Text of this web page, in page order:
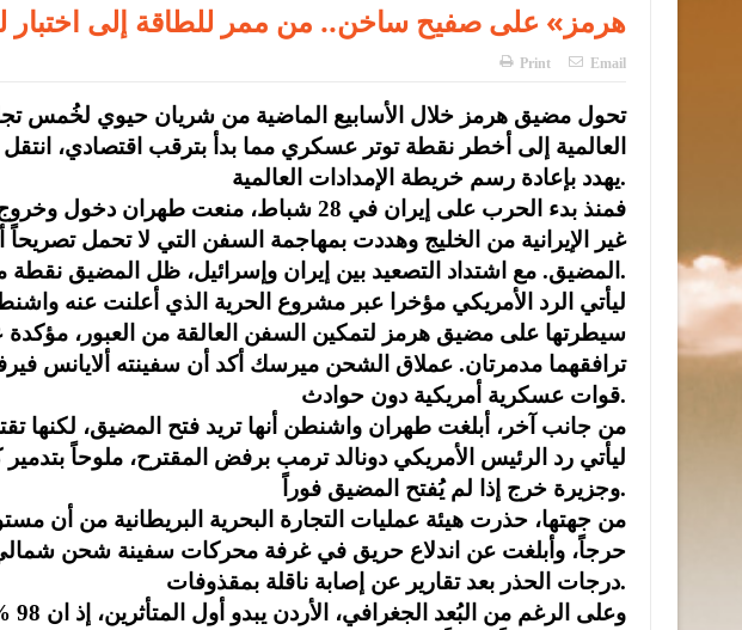
«هرمز» على صفيح ساخن.. من ممر للطاقة إلى اختبار
Print Email
تحول مضيق هرمز خلال الأسابيع الماضية من شريان حيوي لخُمس
العالمية إلى أخطر نقطة توتر عسكري مما بدأ بترقب اقتصادي،
يهدد بإعادة رسم خريطة الإمدادات العالمية.
فمنذ بدء الحرب على إيران في 28 شباط، منعت طهران
غير الإيرانية من الخليج وهددت بمهاجمة السفن التي لا تحمل تصريحاً
المضيق. مع اشتداد التصعيد بين إيران وإسرائيل، ظل المضيق نقطة محورية في الصراع.
ليأتي الرد الأمريكي مؤخرا عبر مشروع الحرية الذي أعلنت عنه
سيطرتها على مضيق هرمز لتمكين السفن العالقة من العبور، مؤكدة
ترافقهما مدمرتان. عملاق الشحن ميرسك أكد أن سفينته ألايانس
قوات عسكرية أمريكية دون حوادث.
من جانب آخر، أبلغت طهران واشنطن أنها تريد فتح المضيق، لكنها
ليأتي رد الرئيس الأمريكي دونالد ترمب برفض المقترح، ملوحاً
وجزيرة خرج إذا لم يُفتح المضيق فوراً.
من جهتها، حذرت هيئة عمليات التجارة البحرية البريطانية من أن
حرجاً، وأبلغت عن اندلاع حريق في غرفة محركات سفينة شحن
درجات الحذر بعد تقارير عن إصابة ناقلة بمقذوفات.